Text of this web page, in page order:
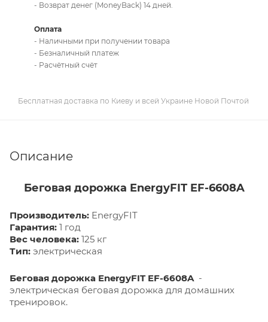
- Возврат денег (MoneyBack) 14 дней.
Оплата
- Наличными при получении товара
- Безналичный платеж
- Расчётный счёт
Бесплатная доставка по Киеву и всей Украине Новой Почтой
Описание
Беговая дорожка EnergyFIT EF-6608A
Производитель: EnergyFIT
Гарантия: 1 год
Вес человека: 125 кг
Тип: электрическая
Беговая дорожка EnergyFIT EF-6608A ​ -
электрическая беговая дорожка для домашних
тренировок.